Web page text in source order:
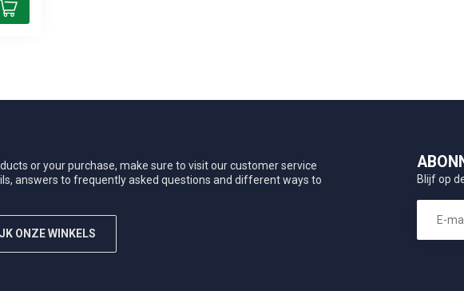
or your purchase, make sure to visit our customer service
answers to frequently asked questions and different ways to
ONZE WINKELS
Blijf op